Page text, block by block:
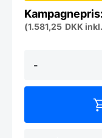
-
m.
stel
160x80
(1.581,25 DKK